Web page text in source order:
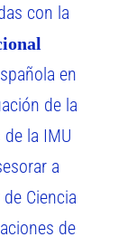
con la
en
de la
la IMU
a
Ciencia
de